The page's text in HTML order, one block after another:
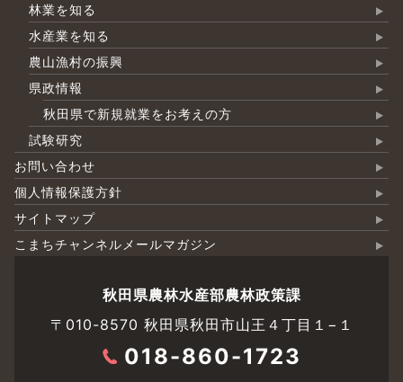
林業を知る
水産業を知る
農山漁村の振興
県政情報
秋田県で新規就業をお考えの方
試験研究
お問い合わせ
個人情報保護方針
サイトマップ
こまちチャンネルメールマガジン
秋田県農林水産部農林政策課
〒010-8570 秋田県秋田市山王４丁目１−１
018-860-1723